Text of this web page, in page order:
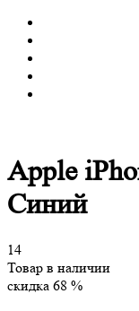
Apple
Синий
14
Товар в наличии
скидка 68 %